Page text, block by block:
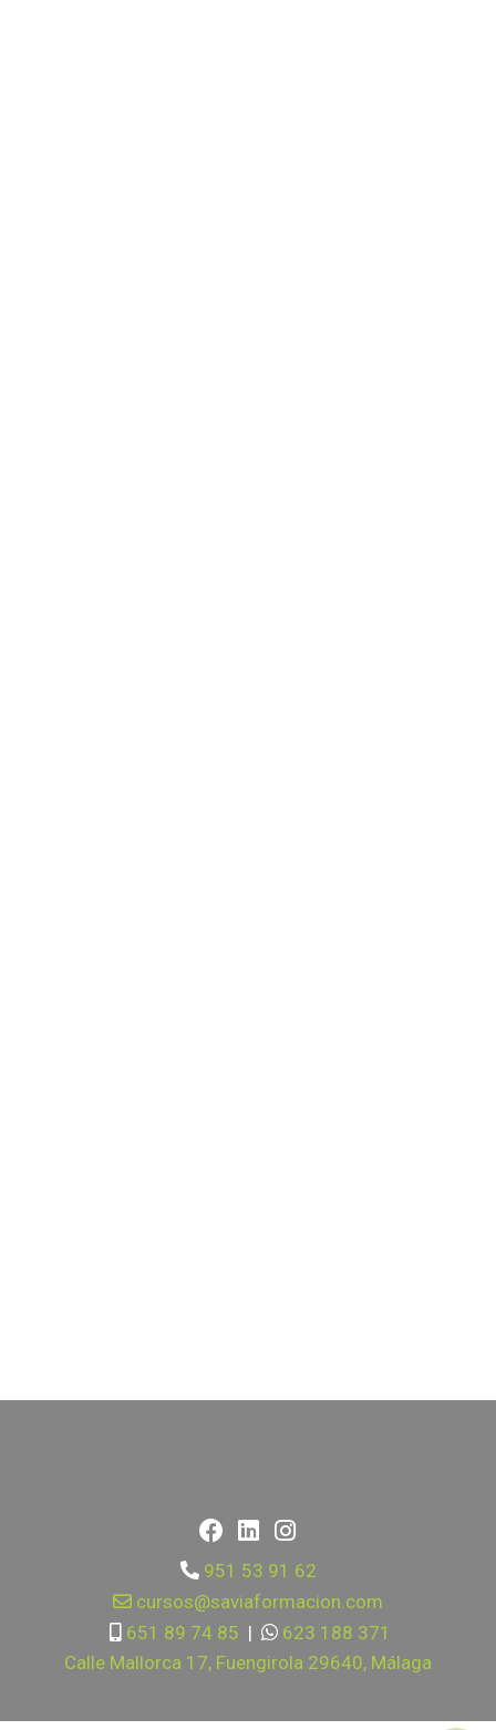
951 53 91 62
cursos@saviaformacion.com
651 89 74 85 |
623 188 371
Calle Mallorca 17, Fuengirola 29640, Málaga